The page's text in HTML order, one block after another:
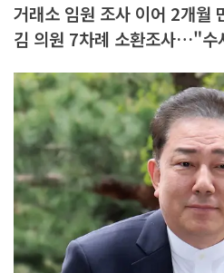
거래소 임원 조사 이어 2개월
김 의원 7차례 소환조사…"수